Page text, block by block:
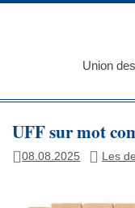
Skip
Union
UFF sur mot
08.08.2025 Les